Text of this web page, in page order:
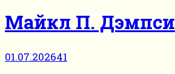
Майкл П. Дэмпси
01.07.202641